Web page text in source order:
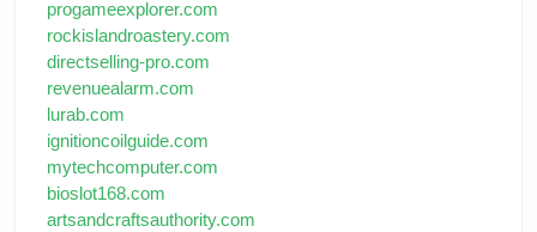
progameexplorer.com
rockislandroastery.com
directselling-pro.com
revenuealarm.com
lurab.com
ignitioncoilguide.com
mytechcomputer.com
bioslot168.com
artsandcraftsauthority.com